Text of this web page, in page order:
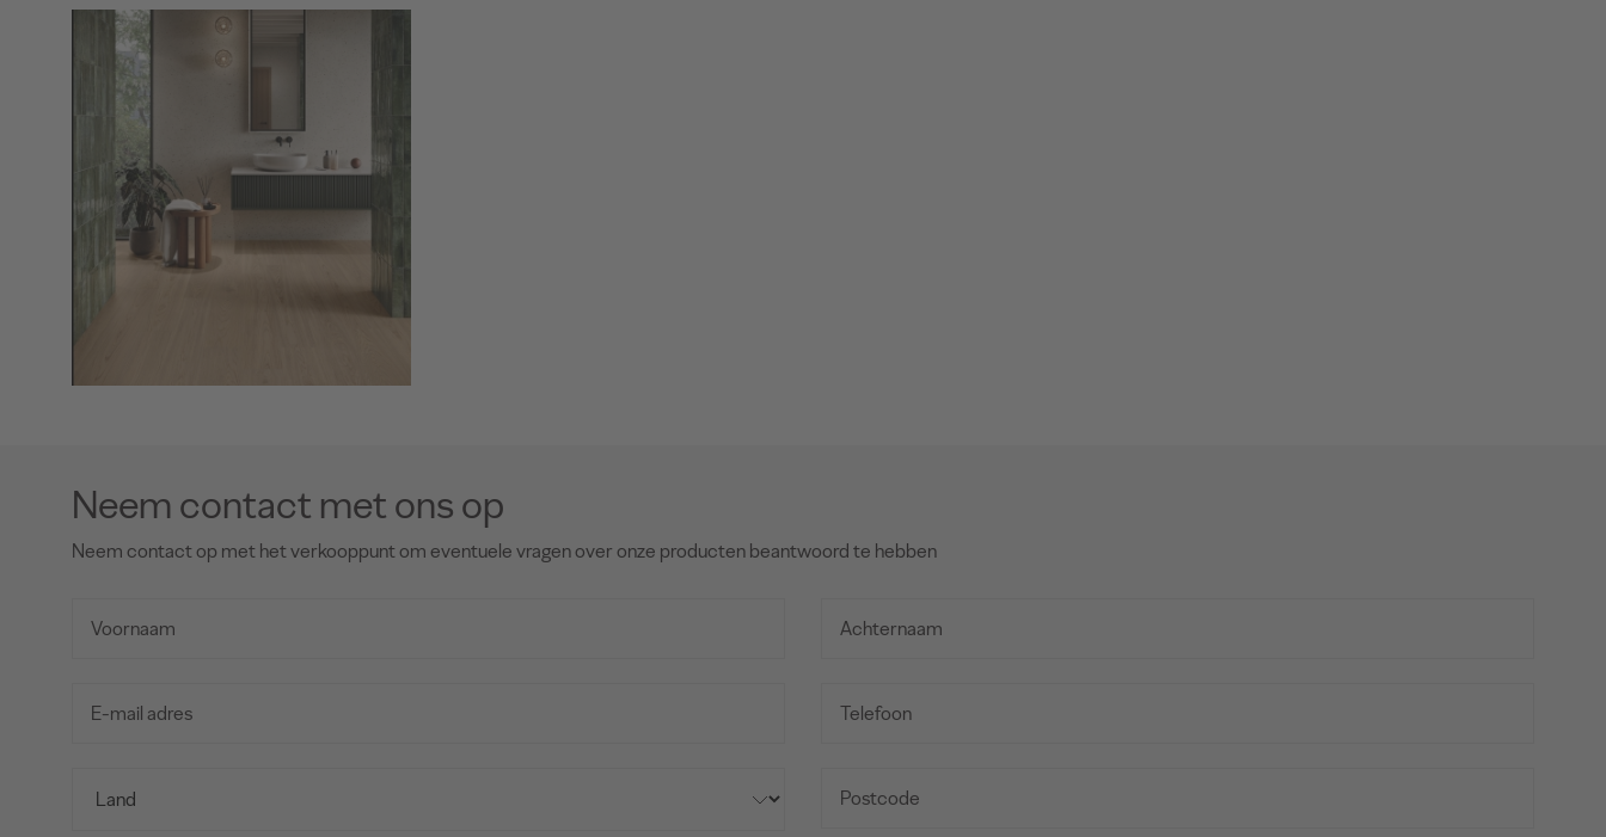
Neem contact met ons op
Neem contact op met het verkooppunt om eventuele vragen over onze producten beantwoord te hebben